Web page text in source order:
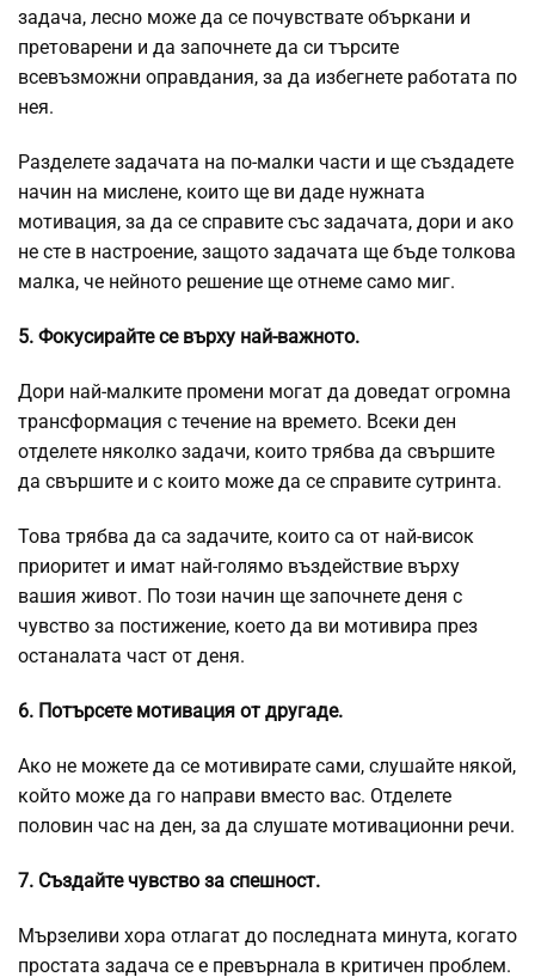
задача, лесно може да се почувствате объркани и
претоварени и да започнете да си търсите
всевъзможни оправдания, за да избегнете работата по
нея.
Разделете задачата на по-малки части и ще създадете
начин на мислене, които ще ви даде нужната
мотивация, за да се справите със задачата, дори и ако
не сте в настроение, защото задачата ще бъде толкова
малка, че нейното решение ще отнеме само миг.
5. Фокусирайте се върху най-важното.
Дори най-малките промени могат да доведат огромна
трансформация с течение на времето. Всеки ден
отделете няколко задачи, които трябва да свършите
да свършите и с които може да се справите сутринта.
Това трябва да са задачите, които са от най-висок
приоритет и имат най-голямо въздействие върху
вашия живот. По този начин ще започнете деня с
чувство за постижение, което да ви мотивира през
останалата част от деня.
6. Потърсете мотивация от другаде.
Ако не можете да се мотивирате сами, слушайте някой,
който може да го направи вместо вас. Отделете
половин час на ден, за да слушате мотивационни речи.
7. Създайте чувство за спешност.
Мързеливи хора отлагат до последната минута, когато
простата задача се е превърнала в критичен проблем.